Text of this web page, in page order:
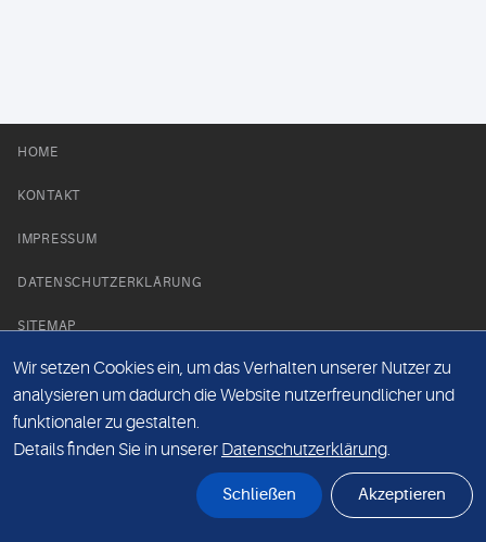
HOME
KONTAKT
IMPRESSUM
DATENSCHUTZERKLÄRUNG
SITEMAP
NEWS PARTNER
Wir setzen Cookies ein, um das Verhalten unserer Nutzer zu
analysieren um dadurch die Website nutzerfreundlicher und
funktionaler zu gestalten.
Details finden Sie in unserer Datenschutzerklärung.
Schließen Akzeptieren